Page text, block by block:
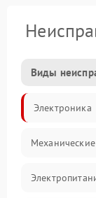
Виды
Электроника